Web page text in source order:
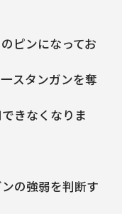
ピンになってお
スタンガンを奪
きなくなりま
の強弱を判断す